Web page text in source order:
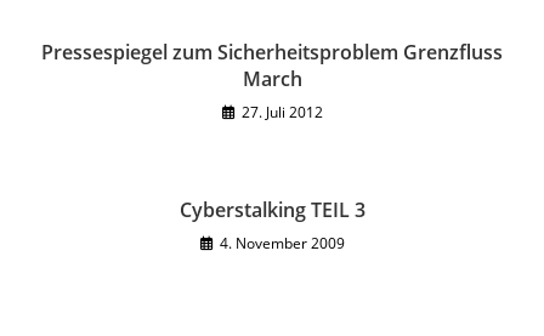
Pressespiegel zum Sicherheitsproblem Grenzfluss
March
27. Juli 2012
Cyberstalking TEIL 3
4. November 2009